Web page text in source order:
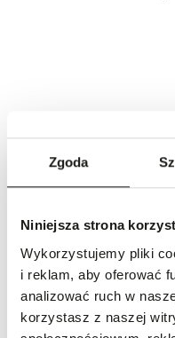
Zgoda
Niniejsza strona
Wykorzystujemy pliki
i reklam, aby oferować
analizować ruch w
korzystasz z naszej